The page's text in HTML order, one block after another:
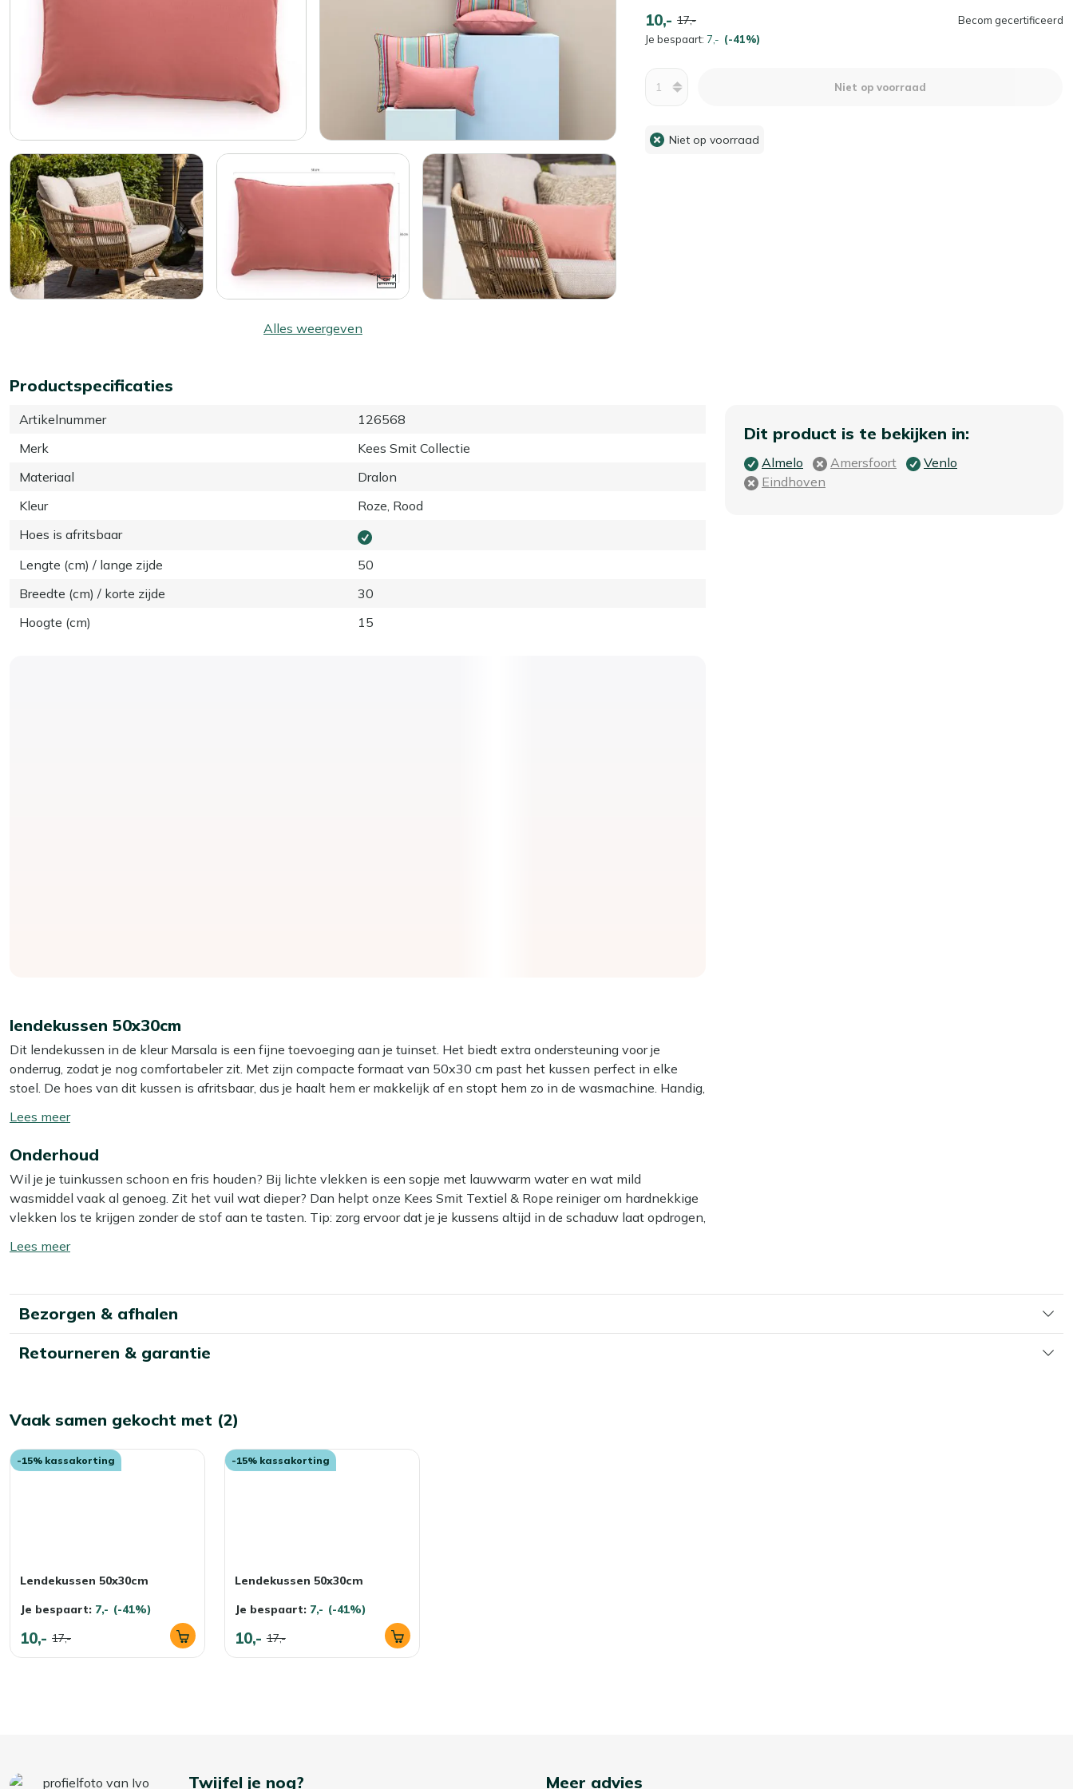
Alles weergeven
10,- 17,-
Je bespaart: 7,- (-41%)
Becom gecertificeerd
Niet op voorraad
Niet op voorraad
Productspecificaties
Artikelnummer
126568
Merk
Kees Smit Collectie
Materiaal
Dralon
Kleur
Roze, Rood
Hoes is afritsbaar
Lengte (cm) / lange zijde
50
Breedte (cm) / korte zijde
30
Hoogte (cm)
15
Dit product is te bekijken in:
Almelo Amersfoort
Venlo
Eindhoven
lendekussen 50x30cm
Dit lendekussen in de kleur Marsala is een fijne toevoeging aan je tuinset. Het biedt extra ondersteuning voor je
onderrug, zodat je nog comfortabeler zit. Met zijn compacte formaat van 50x30 cm past het kussen perfect in elke
stoel. De hoes van dit kussen is afritsbaar, dus je haalt hem er makkelijk af en stopt hem zo in de wasmachine. Handig,
Bekijk meer Sierkussens
Toon/verberg
meer
Onderhoud
Wil je je tuinkussen schoon en fris houden? Bij lichte vlekken is een sopje met lauwwarm water en wat mild
wasmiddel vaak al genoeg. Zit het vuil wat dieper? Dan helpt onze Kees Smit Textiel & Rope reiniger om hardnekkige
vlekken los te krijgen zonder de stof aan te tasten. Tip: zorg ervoor dat je je kussens altijd in de schaduw laat opdrogen,
Smit Textiel & Rope beschermer. Deze maakt je kussens water- en vuilafstotend, zodat ze langer schoon blijven. Dat
bespaart je weer schoonmaakwerk!
Kan ik mijn tuinkussens het hele jaar buiten laten liggen?
je kussens het beste binnen of in een waterdichte opbergbox. Zo blijven ze langer mooi en fris!
Toon/verberg
Bezorgen & afhalen
Retourneren & garantie
Vaak samen gekocht met (2)
-15% kassakorting
Lendekussen 50x30cm
Je bespaart: 7,- (-41%)
10,- 17,-
-15% kassakorting
Lendekussen 50x30cm
Je bespaart: 7,- (-41%)
10,- 17,-
Twijfel je nog? Meer advies